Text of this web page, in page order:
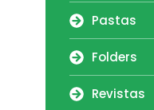
Pastas
Folders
Revistas